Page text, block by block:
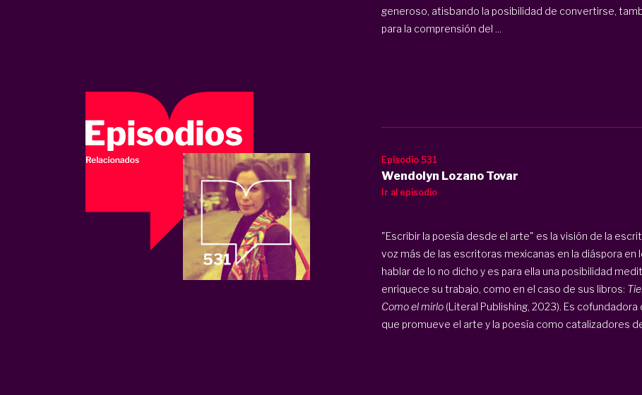
generoso, atisbando la posibilidad de convertirse,
para la comprensión del ...
Episodio 531
Wendolyn Lozano Tovar
Ir al episodio
"Escribir la poesía desde el arte" es la visión de la
voz más de las escritoras mexicanas en la diáspora en
hablar de lo no dicho y es para ella una posibilidad
enriquece su trabajo, como en el caso de sus libros:
Como el mirlo(Literal Publishing, 2023). Es
que promueve el arte y la poesía como catalizadores